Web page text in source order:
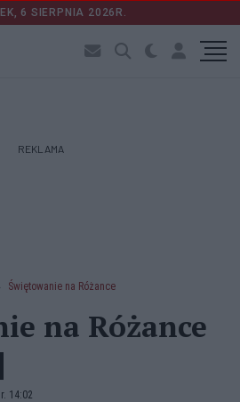
6 SIERPNIA 2026R.
REKLAMA
Świętowanie na Różance
na Różance
14:02